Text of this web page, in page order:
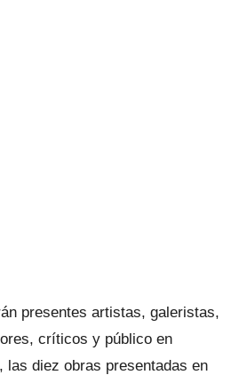
presentes artistas, galeristas,
críticos y público en
las diez obras presentadas en